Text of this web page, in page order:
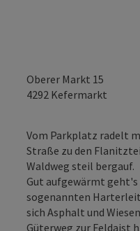
Oberer Markt 15
4292 Kefermarkt
Vom Parkplatz radelt
Straße zu den
Waldweg steil bergauf.
Gut aufgewärmt
sogenannten
sich Asphalt und
Güterweg zur Feldaist